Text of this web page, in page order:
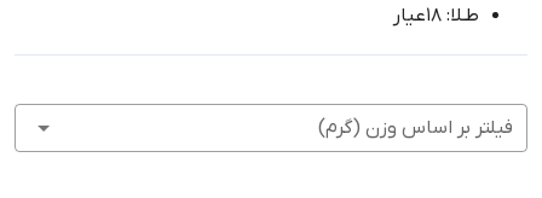
طـلا: 18عیار
فیلتر بر اساس وزن (گرم)